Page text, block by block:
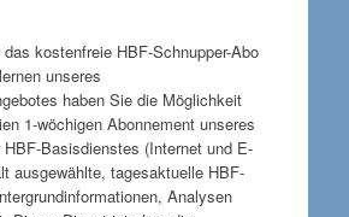
kostenfreie HBF-Schnupper-Abo
unseres
haben Sie die Möglichkeit
1-wöchigen Abonnement unseres
Basisdienstes (Internet und E-
ausgewählte, tagesaktuelle HBF-
Analysen